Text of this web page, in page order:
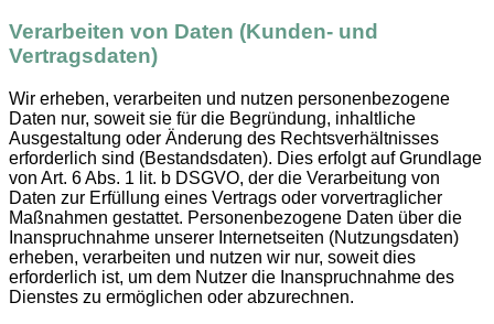
Verarbeiten von Daten (Kunden- und
Vertragsdaten)
Wir erheben, verarbeiten und nutzen personenbezogene
Daten nur, soweit sie für die Begründung, inhaltliche
Ausgestaltung oder Änderung des Rechtsverhältnisses
erforderlich sind (Bestandsdaten). Dies erfolgt auf Grundlage
von Art. 6 Abs. 1 lit. b DSGVO, der die Verarbeitung von
Daten zur Erfüllung eines Vertrags oder vorvertraglicher
Maßnahmen gestattet. Personenbezogene Daten über die
Inanspruchnahme unserer Internetseiten (Nutzungsdaten)
erheben, verarbeiten und nutzen wir nur, soweit dies
erforderlich ist, um dem Nutzer die Inanspruchnahme des
Dienstes zu ermöglichen oder abzurechnen.